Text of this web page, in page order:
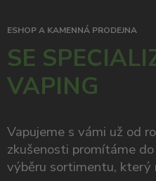
ESHOP A KAMENNÁ PRODEJNA
SE
VAPING
Vapujeme s vámi už od
zkušenosti promítáme
výběru sortimentu, který